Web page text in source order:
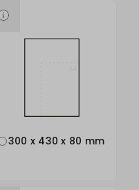
300 x 430 x 80 mm